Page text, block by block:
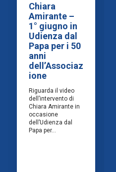
Chiara
Amirante –
1° giugno in
Udienza dal
Papa per i 50
anni
dell’Associaz
ione
Riguarda il video
dell’intervento di
Chiara Amirante in
occasione
dell’Udienza dal
Papa per...